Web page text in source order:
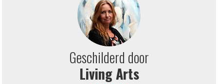
Geschilderd door
Living Arts